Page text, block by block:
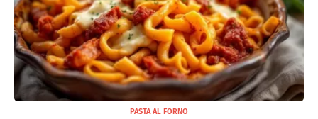
PASTA AL FORNO